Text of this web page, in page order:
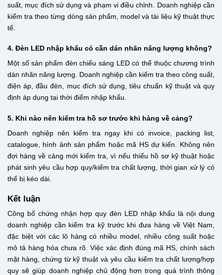
suất, mục đích sử dụng và phạm vi điều chỉnh. Doanh nghiệp cần
kiểm tra theo từng dòng sản phẩm, model và tài liệu kỹ thuật thực
tế.
4. Đèn LED nhập khẩu có cần dán nhãn năng lượng không?
Một số sản phẩm đèn chiếu sáng LED có thể thuộc chương trình
dán nhãn năng lượng. Doanh nghiệp cần kiểm tra theo công suất,
điện áp, đầu đèn, mục đích sử dụng, tiêu chuẩn kỹ thuật và quy
định áp dụng tại thời điểm nhập khẩu.
5. Khi nào nên kiểm tra hồ sơ trước khi hàng về cảng?
Doanh nghiệp nên kiểm tra ngay khi có invoice, packing list,
catalogue, hình ảnh sản phẩm hoặc mã HS dự kiến. Không nên
đợi hàng về cảng mới kiểm tra, vì nếu thiếu hồ sơ kỹ thuật hoặc
phát sinh yêu cầu hợp quy/kiểm tra chất lượng, thời gian xử lý có
thể bị kéo dài.
Kết luận
Công bố chứng nhận hợp quy đèn LED nhập khẩu là nội dung
doanh nghiệp cần kiểm tra kỹ trước khi đưa hàng về Việt Nam,
đặc biệt với các lô hàng có nhiều model, nhiều công suất hoặc
mô tả hàng hóa chưa rõ. Việc xác định đúng mã HS, chính sách
mặt hàng, chứng từ kỹ thuật và yêu cầu kiểm tra chất lượng/hợp
quy sẽ giúp doanh nghiệp chủ động hơn trong quá trình thông